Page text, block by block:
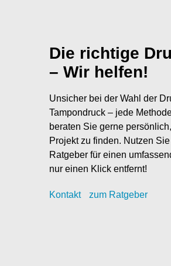
Die richtige
– Wir helfen!
Unsicher bei der Wahl der
Tampondruck – jede
beraten Sie gerne
Projekt zu finden. Nutzen
Ratgeber für einen
nur einen Klick entfernt!
Kontakt zum Ratgeber